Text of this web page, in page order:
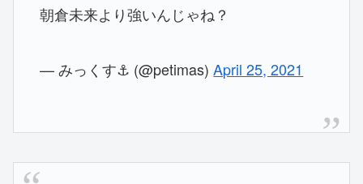
朝倉未来より強いんじゃね？
— みっくす⚓ (@petimas)April 25, 2021